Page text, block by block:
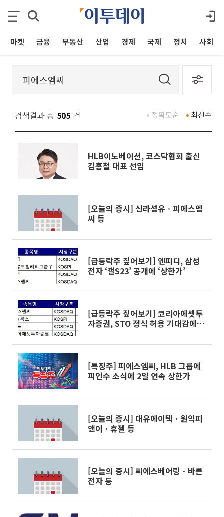
마켓 금융 부동산 산업 경제 국제 정치 사회
검색결과 총 505 건 최신순
정확도순
HLB이노베이션, 코스닥협회 출신
김홍철 대표 선임
[오늘의 증시] 신라섬유ㆍ피에스엠
씨 등
[급등락주 짚어보기] 엔피디, 삼성
전자 ‘갤S23’ 공개에 ‘상한가’
[급등락주 짚어보기] 코리아에셋투
자증권, STO 정식 허용 기대감에
[특징주] 피에스엠씨, HLB 그룹에
피인수 소식에 2일 연속 상한가
[오늘의 증시] 대유에이텍ㆍ원익피
앤이ㆍ휴젤 등
[오늘의 증시] 씨에스베어링ㆍ바른
전자 등